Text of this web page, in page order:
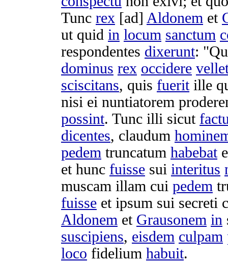
Tunc rex [ad] Aldonem et
ut quid in locum sanctum
respondentes dixerunt:
dominus rex occidere
sciscitans, quis fueritille
nisi ei nuntiatorem
possint. Tunc illi sicut
dicentes, claudum
pedem truncatum habebat
et hunc fuisse sui interitus
muscam illam cui pedem
fuisse et ipsum sui secreti
Aldonem et Grausonem in
suscipiens, eisdem culpam
loco fidelium habuit.